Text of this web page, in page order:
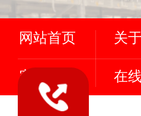
网站首页 关
客户案例 在